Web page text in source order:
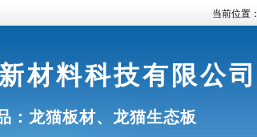
当前位置：
材料科技有限公司
： 龙猫板材、 龙猫生态板